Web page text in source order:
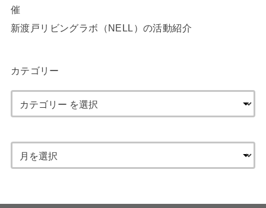
催
新渡戸リビングラボ（NELL）の活動紹介
カテゴリー